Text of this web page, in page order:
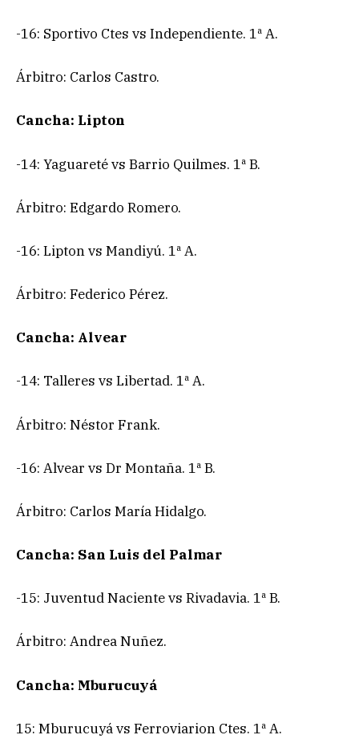
-16: Sportivo Ctes vs Independiente. 1ª A.
Árbitro: Carlos Castro.
Cancha: Lipton
-14: Yaguareté vs Barrio Quilmes. 1ª B.
Árbitro: Edgardo Romero.
-16: Lipton vs Mandiyú. 1ª A.
Árbitro: Federico Pérez.
Cancha: Alvear
-14: Talleres vs Libertad. 1ª A.
Árbitro: Néstor Frank.
-16: Alvear vs Dr Montaña. 1ª B.
Árbitro: Carlos María Hidalgo.
Cancha: San Luis del Palmar
-15: Juventud Naciente vs Rivadavia. 1ª B.
Árbitro: Andrea Nuñez.
Cancha: Mburucuyá
15: Mburucuyá vs Ferroviarion Ctes. 1ª A.